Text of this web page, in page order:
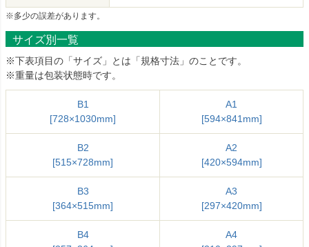
※多少の誤差があります。
サイズ別一覧
※下表項目の「サイズ」とは「規格寸法」のことです。
※重量は包装状態時です。
B1
[728×1030mm]
A1
[594×841mm]
B2
[515×728mm]
A2
[420×594mm]
B3
[364×515mm]
A3
[297×420mm]
B4
A4